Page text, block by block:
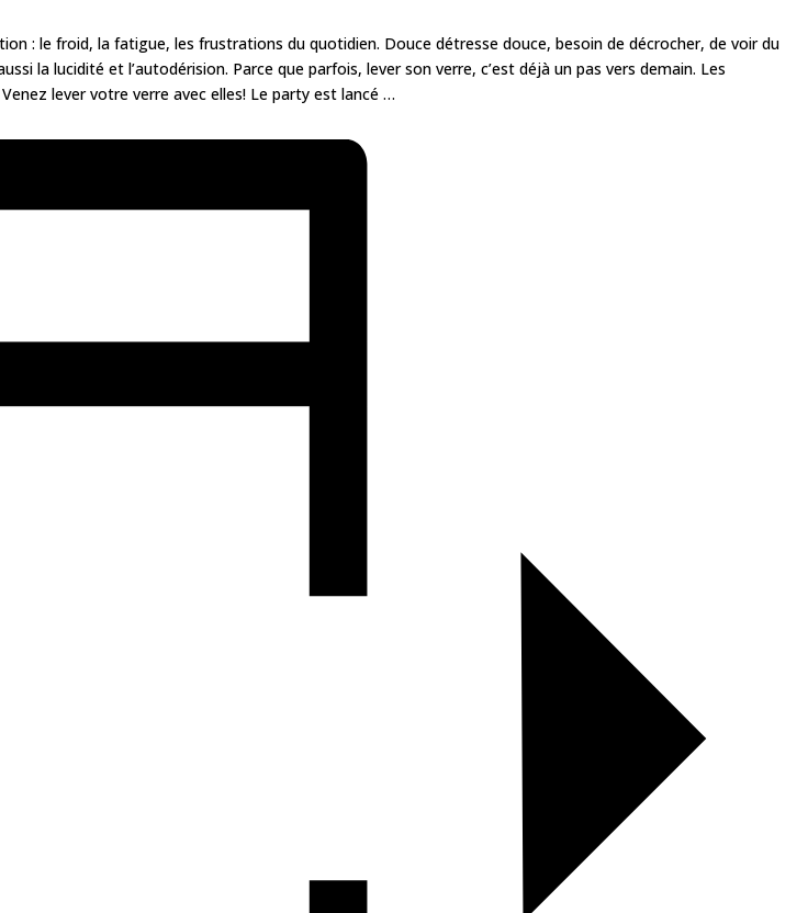
: le froid, la fatigue, les frustrations du quotidien. Douce détresse douce, besoin de décrocher, de voir du
la lucidité et l’autodérision. Parce que parfois, lever son verre, c’est déjà un pas vers demain. Les
lever votre verre avec elles! Le party est lancé …